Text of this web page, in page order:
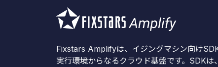
Fixstars Amplifyは、イジングマシン向け
実行環境からなるクラウド基盤です。SDKは